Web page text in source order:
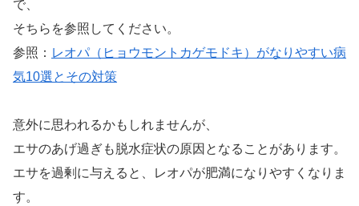
で、
そちらを参照してください。
参照： レオパ（ヒョウモントカゲモドキ）がなりやすい病
気10選とその対策
意外に思われるかもしれませんが、
エサのあげ過ぎも脱水症状の原因となることがあります。
エサを過剰に与えると、レオパが肥満になりやすくなりま
す。